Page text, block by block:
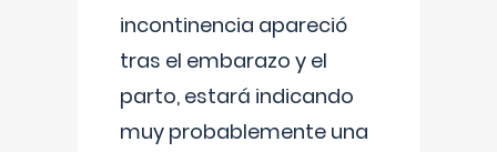
incontinencia apareció
tras el embarazo y el
parto, estará indicando
muy probablemente una